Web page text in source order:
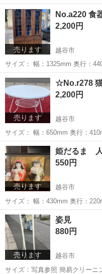
基本的には、写真でのご判断でお願いします
で、気になる点は、必ずご質問ください。 購入後のキ
お...
埼玉 越谷市
売ります
No.a220 食
2,200円
越谷市
サイズ： 幅：1325mm 奥行：440mm 高
グ済み 全体的に傷などございます。 ◎基本的には、写真での
お願いします。 中古品となりま
ださい。 ...
埼玉 越谷市
売ります
☆No.r278
2,200円
越谷市
サイズ： 幅：650mm 奥行：410mm 高さ：
済み 保管品の為多少の傷等ござ
基本的には、写真でのご判断で
埼玉 越谷市 テーブル
売ります
姫だるま
550円
越谷市
サイズ： 幅：430mm 奥行：220mm 高さ：
済み 全体的に傷等ございます。 ◎基本的には、写真でのご判断でお願
いします。 中古品となりますの
埼玉 越谷市 その他
売ります
姿見
880円
越谷市
サイズ：写真参照 簡易クリーニング済み 写真以外にも保管品の為多少